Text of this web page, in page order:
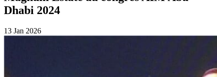
Dhabi 2024
13 Jan 2026